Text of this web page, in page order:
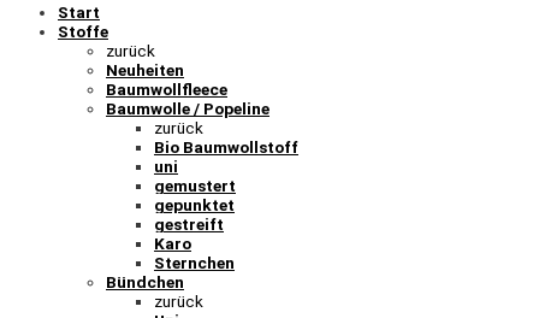
Start
Stoffe
zurück
Neuheiten
Baumwollfleece
Baumwolle / Popeline
zurück
Bio Baumwollstoff
uni
gemustert
gepunktet
gestreift
Karo
Sternchen
Bündchen
zurück